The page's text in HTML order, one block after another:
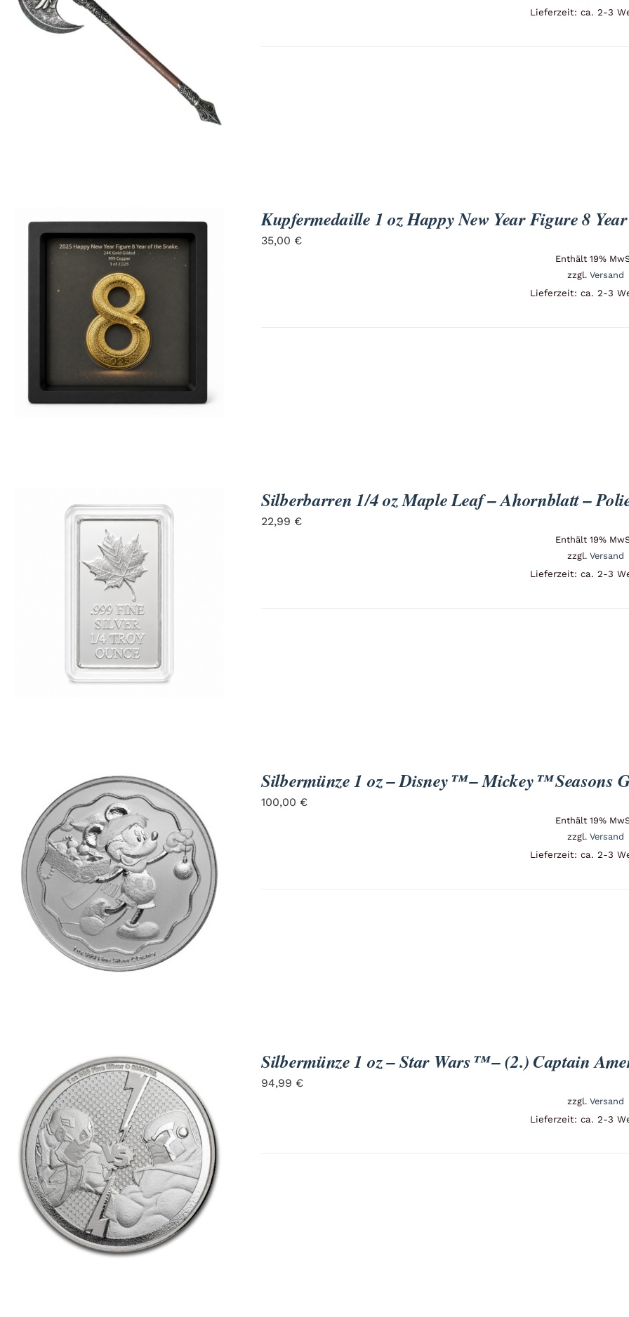
Lieferzeit: ca. 2-3
Kupfermedaille 1 oz Happy New Year Figure 8
35,00 €
Enthält 19%
zzgl. Versand
Lieferzeit: ca. 2-3
Silberbarren 1/4 oz Maple Leaf – Ahornblatt –
22,99 €
Enthält 19%
zzgl. Versand
Lieferzeit: ca. 2-3
Silbermünze 1 oz – Disney™ – Mickey™ Seasons
100,00 €
Enthält 19%
zzgl. Versand
Lieferzeit: ca. 2-3
Silbermünze 1 oz – Star Wars™ – (2.) Captain
94,99 €
zzgl. Versand
Lieferzeit: ca. 2-3